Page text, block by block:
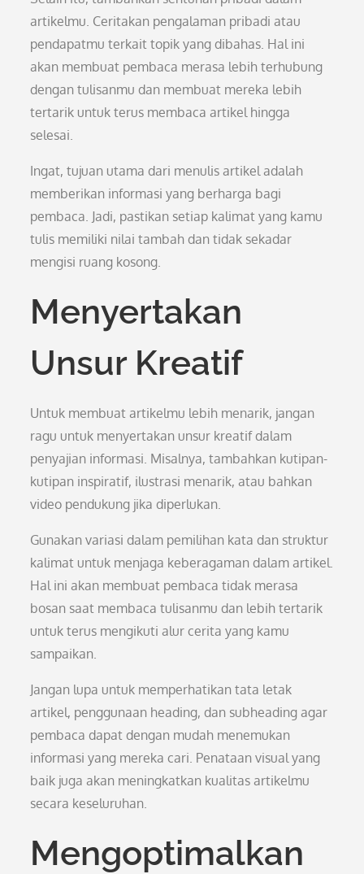
artikelmu. Ceritakan pengalaman pribadi atau
pendapatmu terkait topik yang dibahas. Hal ini
akan membuat pembaca merasa lebih terhubung
dengan tulisanmu dan membuat mereka lebih
tertarik untuk terus membaca artikel hingga
selesai.
Ingat, tujuan utama dari menulis artikel adalah
memberikan informasi yang berharga bagi
pembaca. Jadi, pastikan setiap kalimat yang kamu
tulis memiliki nilai tambah dan tidak sekadar
mengisi ruang kosong.
Menyertakan
Unsur Kreatif
Untuk membuat artikelmu lebih menarik, jangan
ragu untuk menyertakan unsur kreatif dalam
penyajian informasi. Misalnya, tambahkan kutipan-
kutipan inspiratif, ilustrasi menarik, atau bahkan
video pendukung jika diperlukan.
Gunakan variasi dalam pemilihan kata dan struktur
kalimat untuk menjaga keberagaman dalam artikel.
Hal ini akan membuat pembaca tidak merasa
bosan saat membaca tulisanmu dan lebih tertarik
untuk terus mengikuti alur cerita yang kamu
sampaikan.
Jangan lupa untuk memperhatikan tata letak
artikel, penggunaan heading, dan subheading agar
pembaca dapat dengan mudah menemukan
informasi yang mereka cari. Penataan visual yang
baik juga akan meningkatkan kualitas artikelmu
secara keseluruhan.
Mengoptimalkan